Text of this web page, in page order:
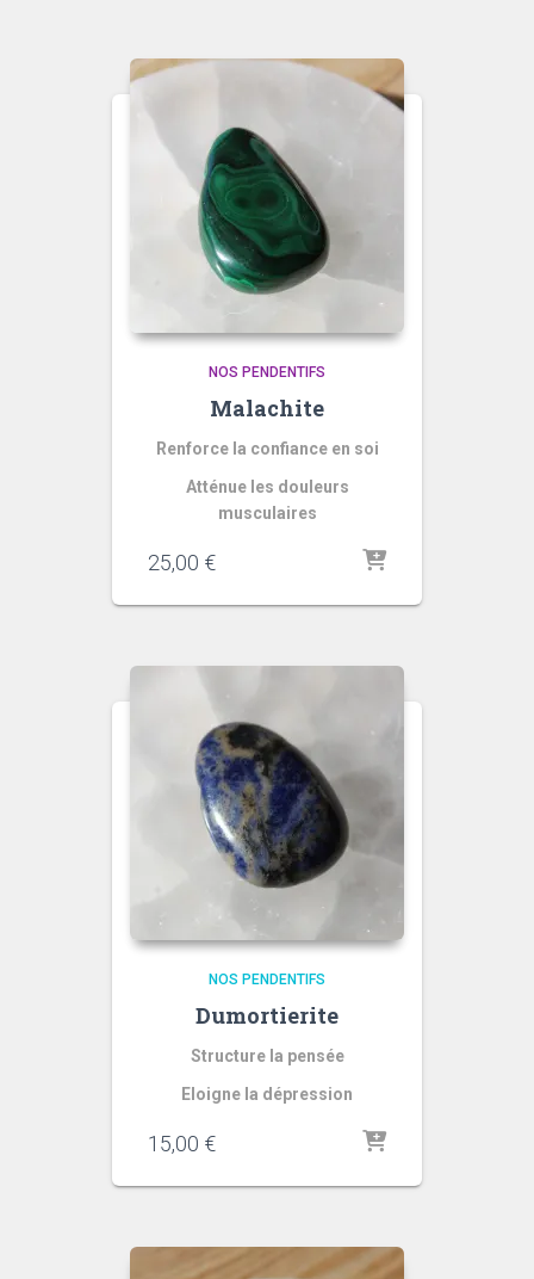
NOS PENDENTIFS
Malachite
Renforce la confiance en soi
Atténue les douleurs
musculaires
25,00 €
NOS PENDENTIFS
Dumortierite
Structure la pensée
Eloigne la dépression
Oeil
15,00 €